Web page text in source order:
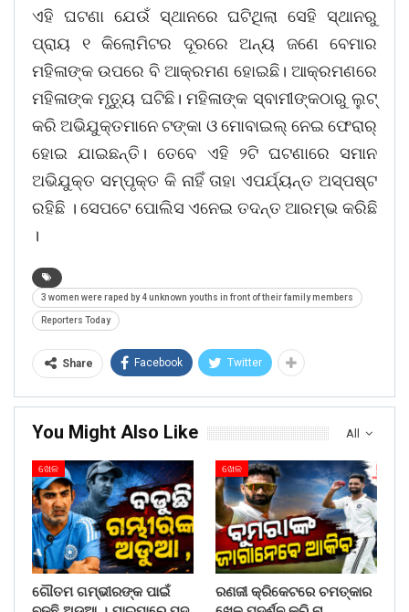
ଏହି ଘଟଣା ଯେଉଁ ସ୍ଥାନରେ ଘଟିଥିଲା ସେହି ସ୍ଥାନରୁ
ପ୍ରାୟ ୧ କିଲୋମିଟର ଦୂରରେ ଅନ୍ୟ ଜଣେ ବେମାର
ମହିଳାଙ୍କ ଉପରେ ବି ଆକ୍ରମଣ ହୋଇଛି। ଆକ୍ରମଣରେ
ମହିଳାଙ୍କ ମୃତ୍ୟୁ ଘଟିଛି। ମହିଳାଙ୍କ ସ୍ବାମୀଙ୍କଠାରୁ ଲୁଟ୍
କରି ଅଭିଯୁକ୍ତମାନେ ଟଙ୍କା ଓ ମୋବାଇଲ୍ ନେଇ ଫେରାର୍
ହୋଇ ଯାଇଛନ୍ତି। ତେବେ ଏହି ୨ଟି ଘଟଣାରେ ସମାନ
ଅଭିଯୁକ୍ତ ସମ୍ପୃକ୍ତ କି ନାହିଁ ତାହା ଏପର୍ଯ୍ୟନ୍ତ ଅସ୍ପଷ୍ଟ
ରହିଛି । ସେପଟେ ପୋଲିସ ଏନେଇ ତଦନ୍ତ ଆରମ୍ଭ କରିଛି
।
3 women were raped by 4 unknown youths in front of their family members
Reporters Today
Share Facebook Twitter
All
You Might Also Like
ଖେଳ
ଗୌତମ ଗମ୍ଭୀରଙ୍କ ପାଇଁ
ଖେଳ
ରଣଜୀ କ୍ରିକେଟରେ ଚମତ୍କାର